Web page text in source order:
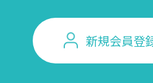
新規会員登